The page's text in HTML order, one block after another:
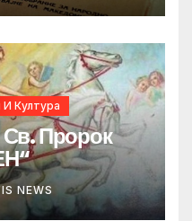
И Култура
Св. Пророк
NEWS